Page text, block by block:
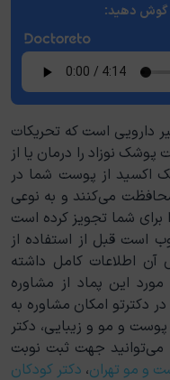
گوش دهید:
دارویی است که تحریکات
نوزاد را درمان یا از
اکسید از پوست شما در
می‌کنند و به نوعی
برای شما تجویز کرده است
است قبل از استفاده از
آن اطلاعات کامل داشته
این پماد از مشاوره
دکترتو امکان مشاوره به
و مو و زیبایی، دکتر
می‌توانید جهت ثبت نوبت
و مو تهران، دکتر کودکان